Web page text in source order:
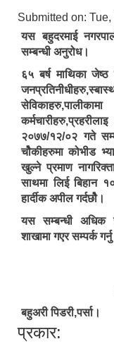
Submitted on: Tue,
यस बहुदरमाई
सम्बन्धी अनुरोध।
६५ बर्ष माथिका
२०७७/१२/०२ गते
चोैकीहरुमा कोभीड
खुल्ने प्रमाण
साथमा लिई बिहान
हार्दीक अपील गर्दछोै।
यस सम्बन्धी अधिक
शाखामा गएर सम्पर्क
बहुदरमाई
बहुअरी पिडरी,पर्सा।
प्रकार: